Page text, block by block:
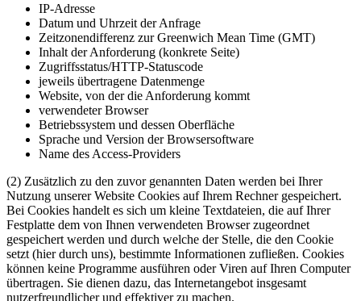
IP-Adresse
Datum und Uhrzeit der Anfrage
Zeitzonendifferenz zur Greenwich Mean Time (GMT)
Inhalt der Anforderung (konkrete Seite)
Zugriffsstatus/HTTP-Statuscode
jeweils übertragene Datenmenge
Website, von der die Anforderung kommt
verwendeter Browser
Betriebssystem und dessen Oberfläche
Sprache und Version der Browsersoftware
Name des Access-Providers
(2) Zusätzlich zu den zuvor genannten Daten werden bei Ihrer
Nutzung unserer Website Cookies auf Ihrem Rechner gespeichert.
Bei Cookies handelt es sich um kleine Textdateien, die auf Ihrer
Festplatte dem von Ihnen verwendeten Browser zugeordnet
gespeichert werden und durch welche der Stelle, die den Cookie
setzt (hier durch uns), bestimmte Informationen zufließen. Cookies
können keine Programme ausführen oder Viren auf Ihren Computer
übertragen. Sie dienen dazu, das Internetangebot insgesamt
nutzerfreundlicher und effektiver zu machen.